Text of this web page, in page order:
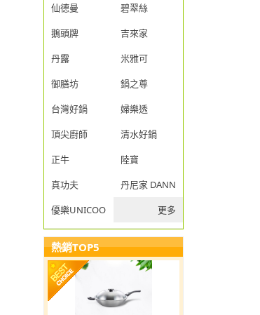
仙德曼
碧翠絲
鵝頭牌
吉來家
丹露
米雅可
御膳坊
鍋之尊
台灣好鍋
婦樂透
頂尖廚師
清水好鍋
正牛
陸寶
真功夫
丹尼家 DANNY JIA
優樂UNICOOK
更多
熱銷TOP5